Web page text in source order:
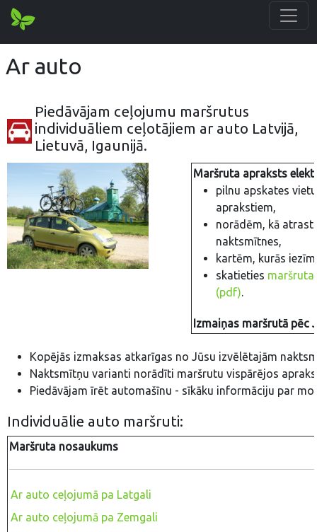
Ar auto
Piedāvājam ceļojumu maršrutus
individuāliem ceļotājiem ar auto Latvijā,
Lietuvā, Igaunijā.
Maršruta apraksts
pilnu apskates
aprakstiem,
norādēm, kā atrast
naktsmītnes,
kartēm, kurās
skatieties maršruta
(pdf).
Izmaiņas maršrutā pēc
Kopējās izmaksas atkarīgas no Jūsu izvēlētajām
Naktsmītņu varianti norādīti maršrutu vispārējos
Piedāvājam īrēt automašīnu - sīkāku informāciju par
Individuālie auto maršruti:
Maršruta nosaukums
Ar auto ceļojumā pa Latgali
Ar auto ceļojumā pa Zemgali